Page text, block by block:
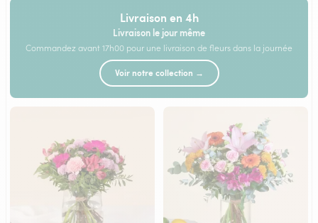
Livraison en 4h
Livraison le jour même
Commandez avant 17h00 pour une livraison de fleurs dans la journée
Voir notre collection →